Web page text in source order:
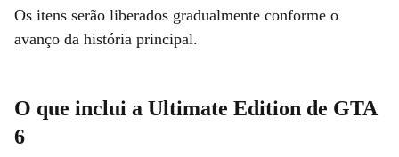
Os itens serão liberados gradualmente conforme o
avanço da história principal.
O que inclui a Ultimate Edition de GTA
6